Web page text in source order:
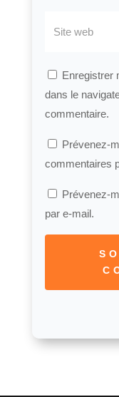
Enregistrer
dans le
commentaire.
Prévenez-
commentaires
Prévenez-
par e-mail.